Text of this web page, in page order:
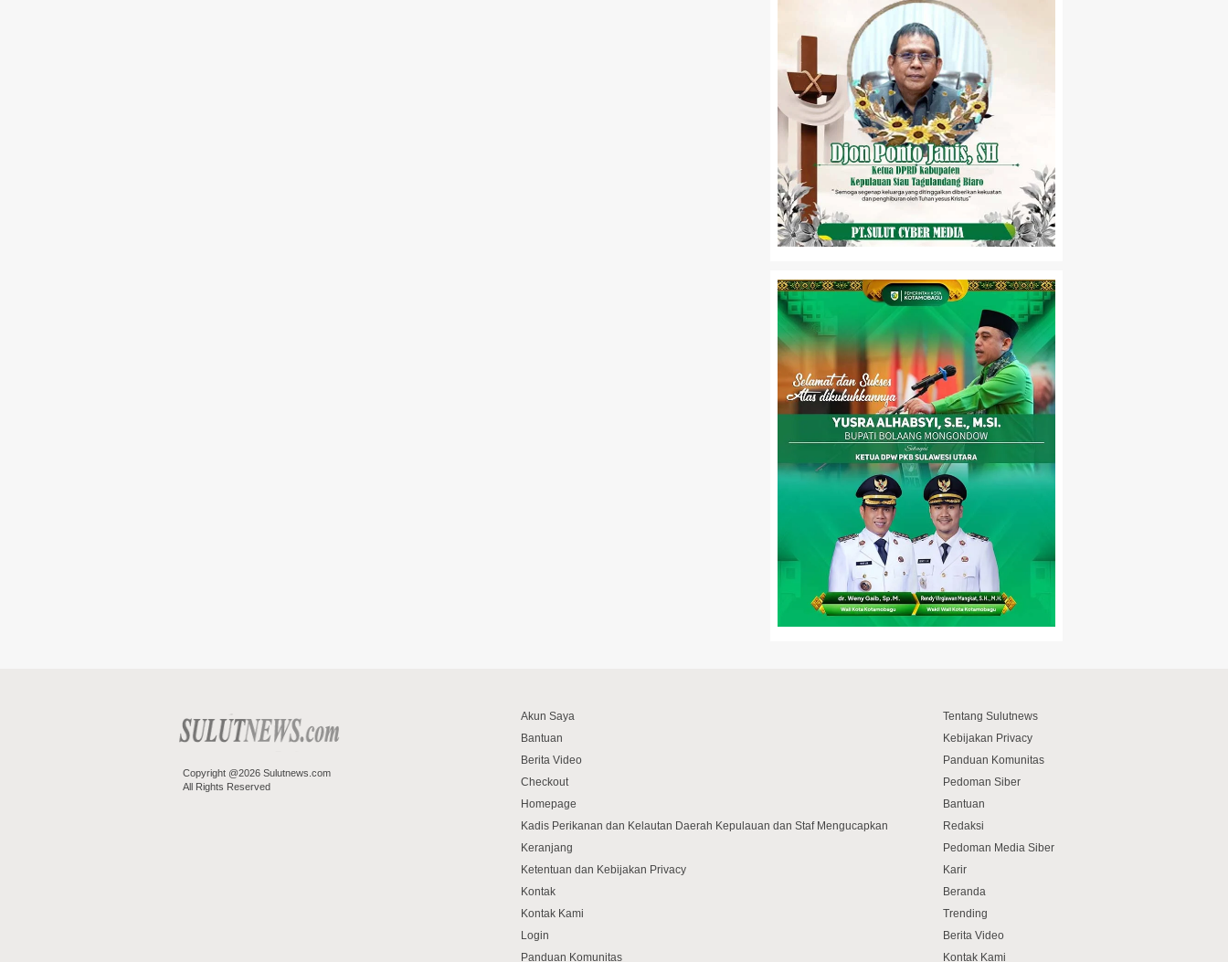
Copyright @2026 Sulutnews.com
All Rights Reserved
Akun Saya
Bantuan
Berita Video
Checkout
Homepage
Kadis Perikanan dan Kelautan Daerah Kepulauan dan Staf Mengucapkan
Keranjang
Ketentuan dan Kebijakan Privacy
Kontak
Kontak Kami
Login
Panduan Komunitas
Tentang Sulutnews
Kebijakan Privacy
Panduan Komunitas
Pedoman Siber
Bantuan
Redaksi
Pedoman Media Siber
Karir
Beranda
Trending
Berita Video
Kontak Kami